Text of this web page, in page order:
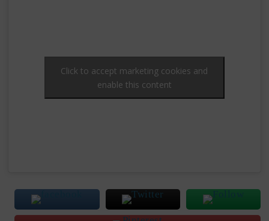
Click to accept marketing cookies and
enable this content